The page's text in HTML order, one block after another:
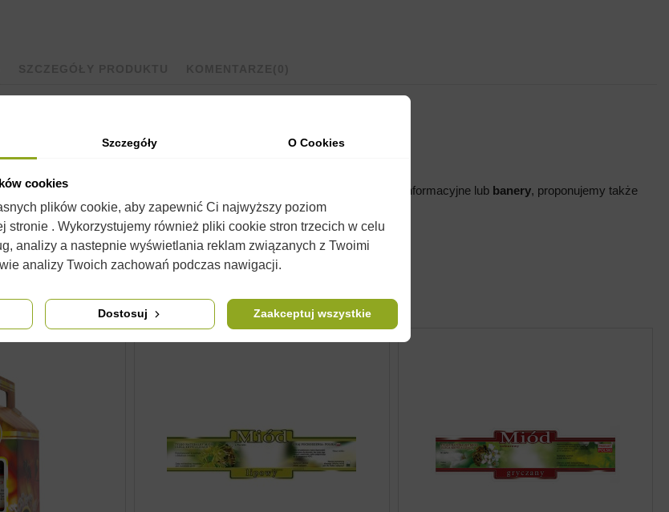
proste 22x142mm, w naszej ofercie można znaleźć również informacyjne lub banery, proponujemy także
w rzeczywistości. Nie zmienia to jednak ich właściwości użytkowych.
Szczegóły O Cookies
cookies
plików cookie, aby zapewnić Ci najwyższy poziom
stronie . Wykorzystujemy również pliki cookie stron trzecich w celu
analizy a nastepnie wyświetlania reklam związanych z Twoimi
analizy Twoich zachowań podczas nawigacji.
Dostosuj Zaakceptuj wszystkie